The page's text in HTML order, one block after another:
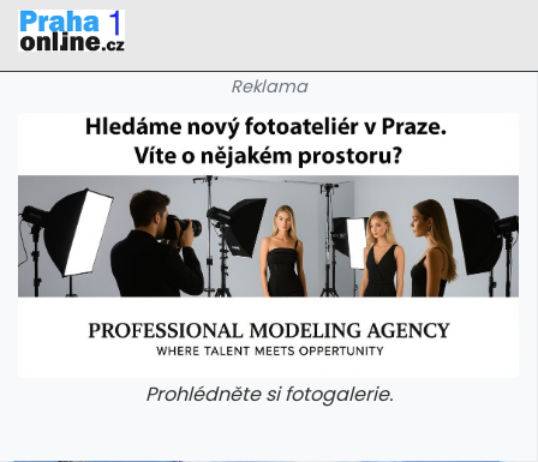
Reklama
Prohlédněte si fotogalerie.